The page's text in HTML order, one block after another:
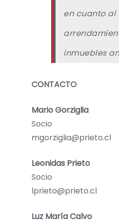
en cuanto al
inmuebles
CONTACTO
Mario Gorziglia
Socio
mgorziglia@prieto.cl
Leonidas Prieto
Socio
lprieto@prieto.cl
Luz María Calvo